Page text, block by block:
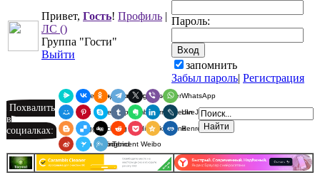
Привет, Гость! Профиль |
ЛС ()
Группа "Гости"
Выйти
Пароль:
запомнить
Забыл пароль| Регистрация
Похвалить
в
социалках:
Я.Мессенджер
ВКонтакте
Одноклассники
Telegram
X ViberWhatsApp
Мой МирPinterest
SkypeTumblrEvernoteLinkedInLiveJournal
BloggerDelicious
Digg redditPocketQzoneRenren